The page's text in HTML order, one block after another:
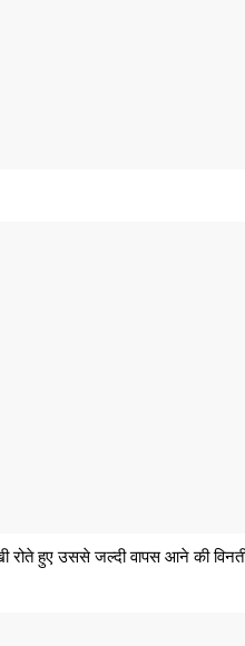
रोते हुए उससे जल्दी वापस आने की